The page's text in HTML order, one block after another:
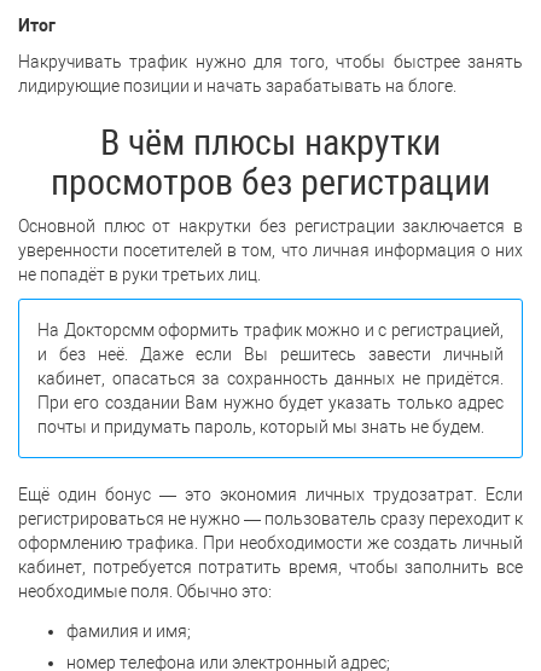
Итог
Накручивать трафик нужно для того, чтобы быстрее занять
лидирующие позиции и начать зарабатывать на блоге.
В чём плюсы накрутки
просмотров без регистрации
Основной плюс от накрутки без регистрации заключается в
уверенности посетителей в том, что личная информация о них
не попадёт в руки третьих лиц.
На Докторсмм оформить трафик можно и с регистрацией,
и без неё. Даже если Вы решитесь завести личный
кабинет, опасаться за сохранность данных не придётся.
При его создании Вам нужно будет указать только адрес
почты и придумать пароль, который мы знать не будем.
Ещё один бонус — это экономия личных трудозатрат. Если
регистрироваться не нужно — пользователь сразу переходит к
оформлению трафика. При необходимости же создать личный
кабинет, потребуется потратить время, чтобы заполнить все
необходимые поля. Обычно это:
фамилия и имя;
номер телефона или электронный адрес;